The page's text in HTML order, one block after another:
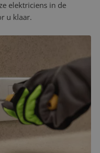
elektriciens in de
u klaar.